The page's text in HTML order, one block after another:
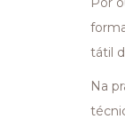
tátil
Na